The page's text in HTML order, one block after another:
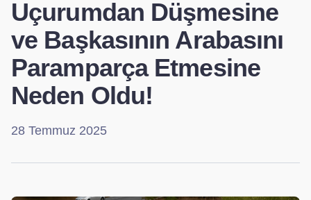
Uçurumdan Düşmesine
ve Başkasının Arabasını
Paramparça Etmesine
Neden Oldu!
28 Temmuz 2025